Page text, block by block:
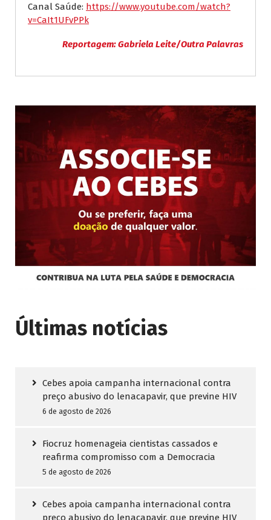
Canal Saúde: https://www.youtube.com/watch?
v=CaIt1UFvPPk
Reportagem: Gabriela Leite/Outra Palavras
Últimas notícias
Cebes apoia campanha internacional contra
preço abusivo do lenacapavir, que previne HIV
6 de agosto de 2026
Fiocruz homenageia cientistas cassados e
reafirma compromisso com a Democracia
5 de agosto de 2026
Cebes apoia campanha internacional contra
preço abusivo do lenacapavir, que previne HIV